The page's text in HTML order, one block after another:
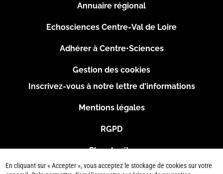
page
Annuaire régional
Echosciences Centre-Val de Loire
Adhérer à Centre•Sciences
Gestion des cookies
Inscrivez-vous à notre lettre d'informations
Mentions légales
RGPD
Plan du site
Connexion
En cliquant sur « Accepter », vous acceptez le stockage de cookies sur votre